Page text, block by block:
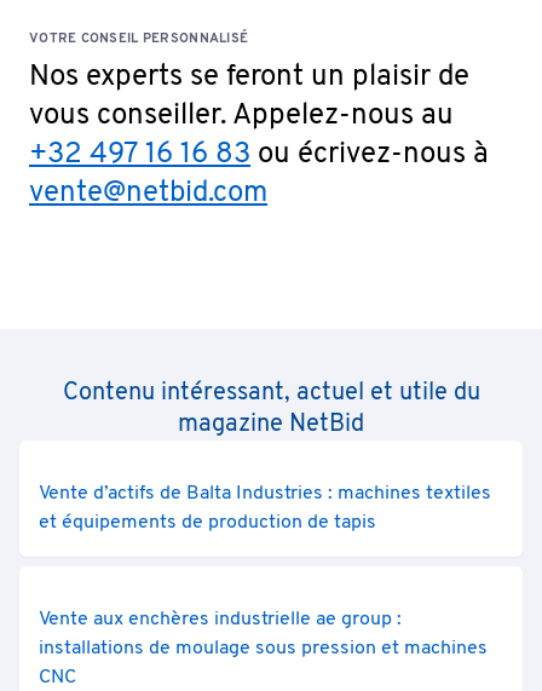
VOTRE CONSEIL PERSONNALISÉ
Nos experts se feront un plaisir de
vous conseiller. Appelez-nous au
+32 497 16 16 83 ou écrivez-nous à
vente@netbid.com
Contenu intéressant, actuel et utile du
magazine NetBid
Vente d’actifs de Balta Industries : machines textiles
et équipements de production de tapis
Vente aux enchères industrielle ae group :
installations de moulage sous pression et machines
CNC